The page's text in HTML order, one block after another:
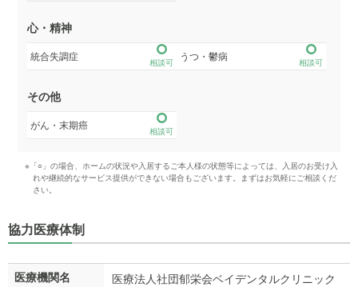
心・精神
統合失調症
相談可
うつ・鬱病
相談可
その他
がん・末期癌
相談可
※「○」の場合、ホームの状況や入居するご本人様の状態等によっては、入居のお受け入
れや継続的なサービス提供ができない場合もございます。まずはお気軽にご相談くだ
さい。
協力医療体制
医療機関名 医療法人社団郁栄会ベイデンタルクリニック